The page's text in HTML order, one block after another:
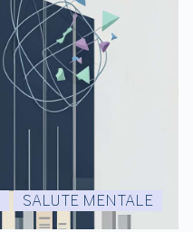
SALUTE MENTALE